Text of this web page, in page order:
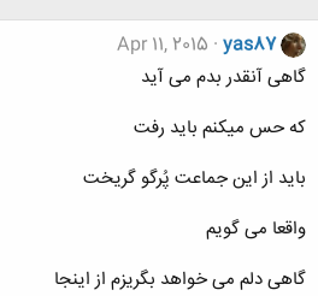
yas87
Apr 11, 2015
گاهی آنقدر بدم می آید
که حس میکنم باید رفت
باید از این جماعت پُرگو گریخت
واقعا می گویم
گاهی دلم می خواهد بگریزم از اینجا